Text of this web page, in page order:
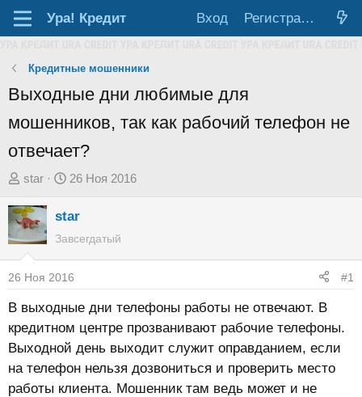
Ура! Кредит Вход Регистрация
Кредитные мошенники
Выходные дни любимые для
мошенников, так как рабочий телефон не
отвечает?
А
т
р
т
е
м
ы
star
Д
т
а
а
ч
а
л
а
26 Ноя 2016
star
Завсегдатый
26 Ноя 2016 #1
В выходные дни телефоны работы не отвечают. В
кредитном центре прозванивают рабочие телефоны.
Выходной день выходит служит оправданием, если
на телефон нельзя дозвониться и проверить место
работы клиента. Мошенник там ведь может и не